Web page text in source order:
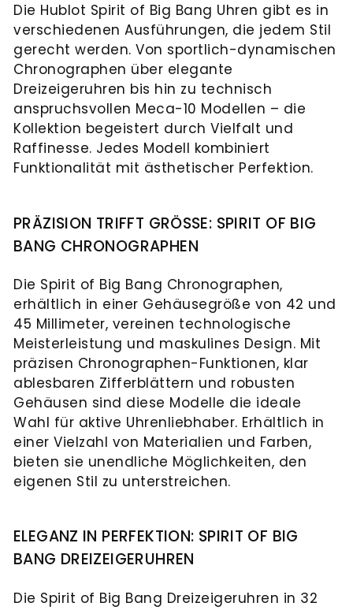
Die Hublot Spirit of Big Bang Uhren gibt es in
verschiedenen Ausführungen, die jedem Stil
gerecht werden. Von sportlich-dynamischen
Chronographen über elegante
Dreizeigeruhren bis hin zu technisch
anspruchsvollen Meca-10 Modellen – die
Kollektion begeistert durch Vielfalt und
Raffinesse. Jedes Modell kombiniert
Funktionalität mit ästhetischer Perfektion.
PRÄZISION TRIFFT GRÖSSE: SPIRIT OF BIG B
ANG CHRONOGRAPHEN
Die Spirit of Big Bang Chronographen,
erhältlich in einer Gehäusegröße von 42 und
45 Millimeter, vereinen technologische
Meisterleistung und maskulines Design. Mit
präzisen Chronographen-Funktionen, klar
ablesbaren Zifferblättern und robusten
Gehäusen sind diese Modelle die ideale
Wahl für aktive Uhrenliebhaber. Erhältlich in
einer Vielzahl von Materialien und Farben,
bieten sie unendliche Möglichkeiten, den
eigenen Stil zu unterstreichen.
ELEGANZ IN PERFEKTION: SPIRIT OF BIG
BANG DREIZEIGERUHREN
Die Spirit of Big Bang Dreizeigeruhren in 32